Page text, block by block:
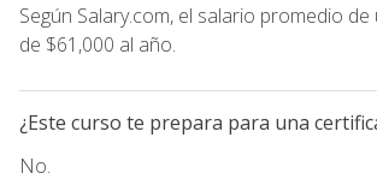
Según Salary.com, el salario promedio de
de $61,000 al año.
¿Este curso te prepara para una
No.